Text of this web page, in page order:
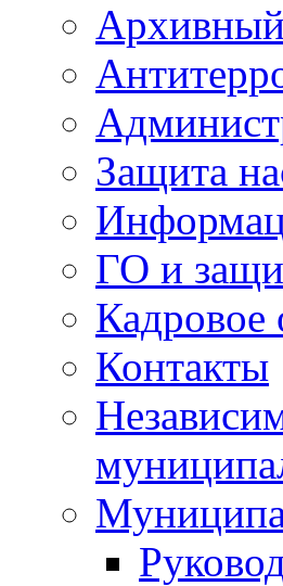
Защита
ГО и
Кадровое
Контакты